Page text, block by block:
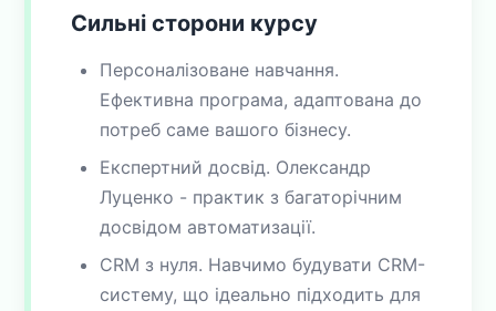
Сильні сторони курсу
Персоналізоване навчання.
Ефективна програма, адаптована до
потреб саме вашого бізнесу.
Експертний досвід. Олександр
Луценко - практик з багаторічним
досвідом автоматизації.
CRM з нуля. Навчимо будувати CRM-
систему, що ідеально підходить для